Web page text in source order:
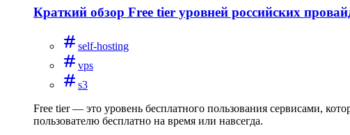
Краткий обзор Free tier уровней российских
self-hosting
vps
s3
Free tier — это уровень бесплатного пользования сервисами,
пользователю бесплатно на время или навсегда.